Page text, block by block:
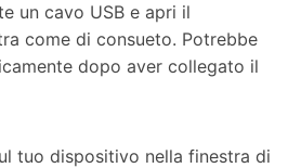
un cavo USB e apri il
come di consueto. Potrebbe
dopo aver collegato il
tuo dispositivo nella finestra di